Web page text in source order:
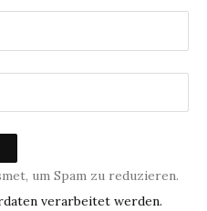
um Spam zu reduzieren.
verarbeitet werden.